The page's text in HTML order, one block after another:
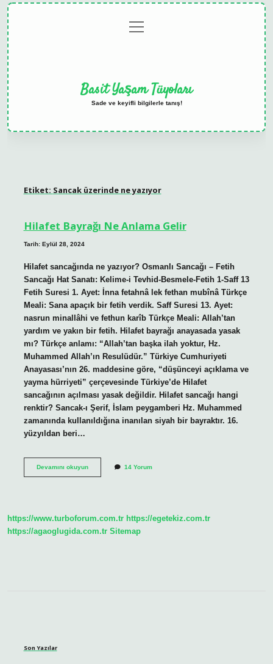
menüyü
aç
Basit Yaşam Tüyoları
Sade ve keyifli bilgilerle tanış!
Etiket: Sancak üzerinde ne yazıyor
Hilafet Bayrağı Ne Anlama Gelir
Tarih: Eylül 28, 2024
Hilafet sancağında ne yazıyor? Osmanlı Sancağı – Fetih
Sancağı Hat Sanatı: Kelime-i Tevhid-Besmele-Fetih 1-Saff 13
Fetih Suresi 1. Ayet: İnna fetahnâ lek fethan mubînâ Türkçe
Meali: Sana apaçık bir fetih verdik. Saff Suresi 13. Ayet:
nasrun minallâhi ve fethun karîb Türkçe Meali: Allah’tan
yardım ve yakın bir fetih. Hilafet bayrağı anayasada yasak
mı? Türkçe anlamı: “Allah’tan başka ilah yoktur, Hz.
Muhammed Allah’ın Resulüdür.” Türkiye Cumhuriyeti
Anayasası’nın 26. maddesine göre, “düşünceyi açıklama ve
yayma hürriyeti” çerçevesinde Türkiye’de Hilafet
sancağının açılması yasak değildir. Hilafet sancağı hangi
renktir? Sancak-ı Şerif, İslam peygamberi Hz. Muhammed
zamanında kullanıldığına inanılan siyah bir bayraktır. 16.
yüzyıldan beri…
Devamını okuyunHilafet
14 Yorum
https://www.turboforum.com.tr https://egetekiz.com.tr
https://agaoglugida.com.tr Sitemap
Son Yazılar